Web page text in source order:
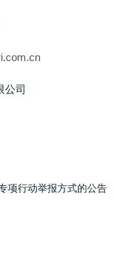
公司
项行动举报方式的公告